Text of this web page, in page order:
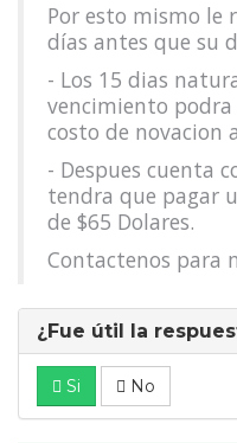
Por esto mismo le
días antes que su
- Los 15 dias
vencimiento
costo de novacion
- Despues cuenta
tendra que pagar
de $65 Dolares.
Contactenos para
¿Fue útil la
Si No